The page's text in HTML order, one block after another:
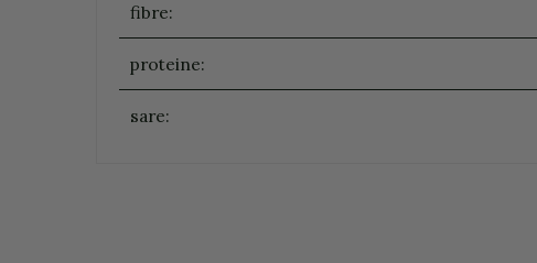
fibre:
proteine:
sare: